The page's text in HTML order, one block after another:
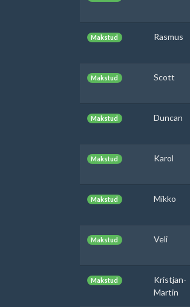
Makstud Rasmus
Makstud Scott
Makstud Duncan
Makstud Karol
Makstud Mikko
Makstud Veli
Makstud
Kristjan-
Martin